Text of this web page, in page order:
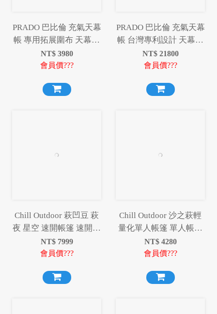
PRADO 巴比倫 充氣天幕
帳 專用拓展圍布 天幕帳
充氣帳 天幕 拓展圍布 圍
布
NT$ 3980
會員價???
PRADO 巴比倫 充氣天幕
帳 台灣專利設計 天幕帳
充氣帳 天幕 拓展圍布 圍
布
NT$ 21800
會員價???
Chill Outdoor 萩凹豆 萩
夜 星空 速開帳篷 速開篷
NT$ 7999
會員價???
Chill Outdoor 沙之萩輕
量化單人帳篷 單人帳篷
帳篷 輕量化
NT$ 4280
會員價???